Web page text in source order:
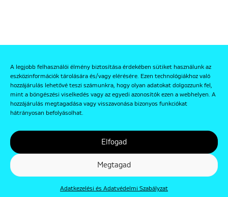
A legjobb felhasználói élmény biztosítása érdekében sütiket használunk az
eszközinformációk tárolására és/vagy elérésére. Ezen technológiákhoz való
hozzájárulás lehetővé teszi számunkra, hogy olyan adatokat dolgozzunk fel,
mint a böngészési viselkedés vagy az egyedi azonosítók ezen a webhelyen. A
hozzájárulás megtagadása vagy visszavonása bizonyos funkciókat
hátrányosan befolyásolhat.
Elfogad
Megtagad
Adatkezelési és Adatvédelmi Szabályzat